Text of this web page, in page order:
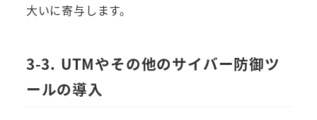
大いに寄与します。
3-3. UTMやその他のサイバー防御ツ
ールの導入